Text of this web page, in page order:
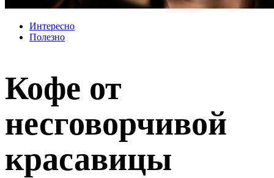
Интересно
Полезно
Кофе от
несговорчивой
красавицы